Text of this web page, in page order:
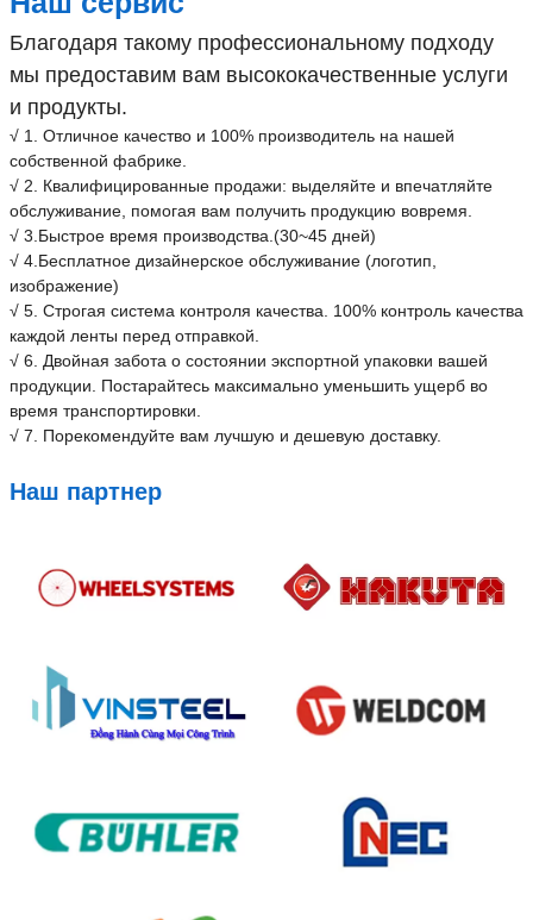
Благодаря такому профессиональному подходу
мы предоставим вам высококачественные услуги
и продукты.
√ 1. Отличное качество и 100% производитель на нашей
собственной фабрике.
√ 2. Квалифицированные продажи: выделяйте и впечатляйте
обслуживание, помогая вам получить продукцию вовремя.
√ 3.Быстрое время производства.(30~45 дней)
√ 4.Бесплатное дизайнерское обслуживание (логотип,
изображение)
√ 5. Строгая система контроля качества. 100% контроль качества
каждой ленты перед отправкой.
√ 6. Двойная забота о состоянии экспортной упаковки вашей
продукции. Постарайтесь максимально уменьшить ущерб во
время транспортировки.
√ 7. Порекомендуйте вам лучшую и дешевую доставку.
Наш партнер